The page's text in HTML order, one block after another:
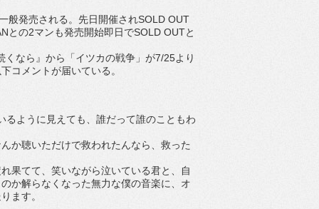
発売される。先日開催されSOLD OUT
との2マンも発売開始即日でSOLD OUTと
なら』から「イツカの戦争」が7/25より
コメントが届いている。
ように見えても、誰だって誰のこともわ
か聴いただけで救われたんなら、救った
果てて、笑いながら泣いている君と、自
か解らなくなった無力な僕の音楽に、オ
ます。